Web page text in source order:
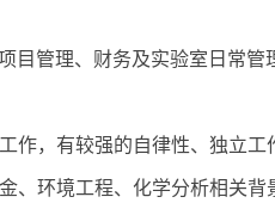
目管理、财务及实验室日常管
作，有较强的自律性、独立工
、环境工程、化学分析相关背